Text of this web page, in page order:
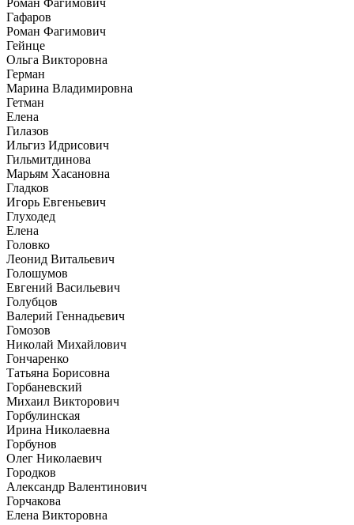
Роман Фагимович
Гафаров
Роман Фагимович
Гейнце
Ольга Викторовна
Герман
Марина Владимировна
Гетман
Елена
Гилазов
Ильгиз Идрисович
Гильмитдинова
Марьям Хасановна
Гладков
Игорь Евгеньевич
Глуходед
Елена
Головко
Леонид Витальевич
Голошумов
Евгений Васильевич
Голубцов
Валерий Геннадьевич
Гомозов
Николай Михайлович
Гончаренко
Татьяна Борисовна
Горбаневский
Михаил Викторович
Горбулинская
Ирина Николаевна
Горбунов
Олег Николаевич
Городков
Александр Валентинович
Горчакова
Елена Викторовна